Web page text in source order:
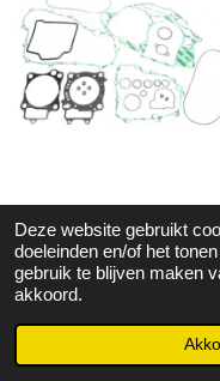
Deze website gebruikt
doeleinden en/of het
gebruik te blijven maken
akkoord.